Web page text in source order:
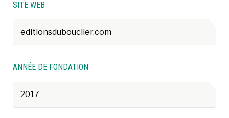
SITE WEB
editionsdubouclier.com
ANNÉE DE FONDATION
2017